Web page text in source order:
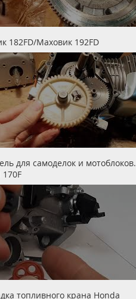
182FD/Маховик 192FD
для самоделок и мотоблоков.
170F
топливного крана Honda